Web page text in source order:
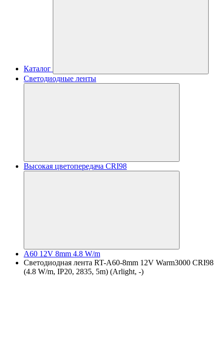
Каталог
Светодиодные ленты
Высокая цветопередача CRI98
A60 12V 8mm 4.8 W/m
Светодиодная лента RT-A60-8mm 12V Warm3000 CRI98
(4.8 W/m, IP20, 2835, 5m) (Arlight, -)